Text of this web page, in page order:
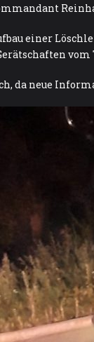
einer
da neue